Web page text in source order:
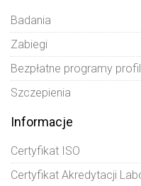
Badania
Zabiegi
Bezpłatne programy
Szczepienia
Informacje
Certyfikat ISO
Certyfikat Akredytacji